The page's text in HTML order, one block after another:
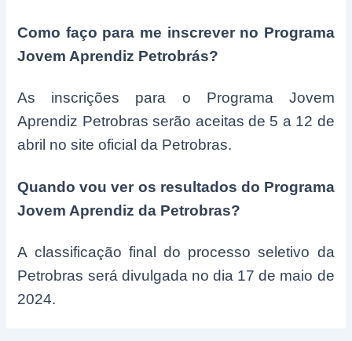
Como faço para me inscrever no Programa
Jovem Aprendiz Petrobrás?
As inscrições para o Programa Jovem
Aprendiz Petrobras serão aceitas de 5 a 12 de
abril no site oficial da Petrobras.
Quando vou ver os resultados do Programa
Jovem Aprendiz da Petrobras?
A classificação final do processo seletivo da
Petrobras será divulgada no dia 17 de maio de
2024.